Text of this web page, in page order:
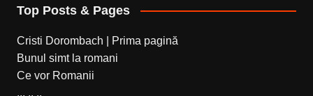
Top Posts & Pages
Cristi Dorombach | Prima pagină
Bunul simt la romani
Ce vor Romanii
... .. ..